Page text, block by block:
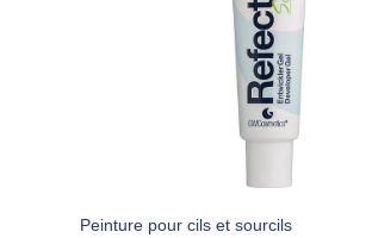
Peinture pour cils et sourcils